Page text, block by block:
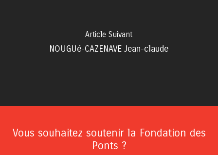
Article Suivant
NOUGUé-CAZENAVE Jean-claude
Vous souhaitez soutenir la Fondation des
Ponts ?